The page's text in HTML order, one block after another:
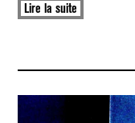
Lire la suite